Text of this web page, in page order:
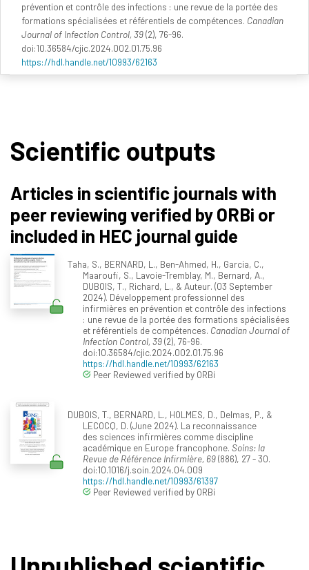
prévention et contrôle des infections : une revue de la portée des
formations spécialisées et référentiels de compétences. Canadian
Journal of Infection Control, 39(2), 76-96.
doi:10.36584/cjic.2024.002.01.75.96
https://hdl.handle.net/10993/62163
Scientific outputs
Articles in scientific journals with
peer reviewing verified by ORBi or
included in HEC journal guide
Taha, S., BERNARD, L., Ben-Ahmed, H., Garcia, C.,
Maaroufi, S., Lavoie-Tremblay, M., Bernard, A.,
DUBOIS, T., Richard, L., & Auteur. (03 September
2024). Développement professionnel des
infirmières en prévention et contrôle des infections
: une revue de la portée des formations spécialisées
et référentiels de compétences. Canadian Journal of
Infection Control, 39(2), 76-96.
doi:10.36584/cjic.2024.002.01.75.96
https://hdl.handle.net/10993/62163
Peer Reviewed verified by ORBi
DUBOIS, T., BERNARD, L., HOLMES, D., Delmas, P., &
LECOCQ, D. (June 2024). La reconnaissance
des sciences infirmières comme discipline
académique en Europe francophone. Soins: la
Revue de Référence Infirmière, 69(886), 27 - 30.
doi:10.1016/j.soin.2024.04.009
https://hdl.handle.net/10993/61397
Peer Reviewed verified by ORBi